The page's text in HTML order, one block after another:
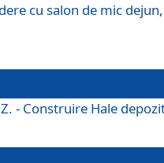
cu salon de mic
- Construire Hale